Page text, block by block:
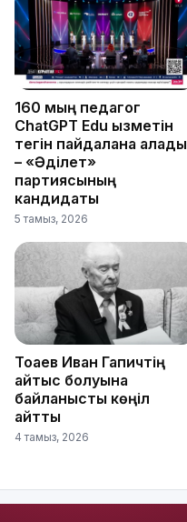
160 мың педагог
ChatGPT Edu қызметін
тегін пайдалана алады
– «Әділет»
партиясының
кандидаты
5 тамыз, 2026
Тоқаев Иван Гапичтің
қайтыс болуына
байланысты көңіл
айтты
4 тамыз, 2026